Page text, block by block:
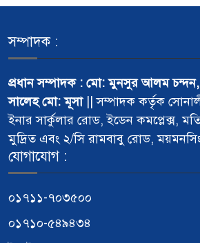
সম্পাদক :
প্রধান সম্পাদক : মো: মুনসুর আলম
সালেহ মো: মূসা|| সম্পাদক কর্তৃক সোনালী
ইনার সার্কুলার রোড, ইডেন কমপ্লেক্স,
মুদ্রিত এবং ২/সি রামবাবু রোড,
যোগাযোগ :
০১৭১১-৭০৩৫০০
০১৭১০-৫৪৯৪৩৪